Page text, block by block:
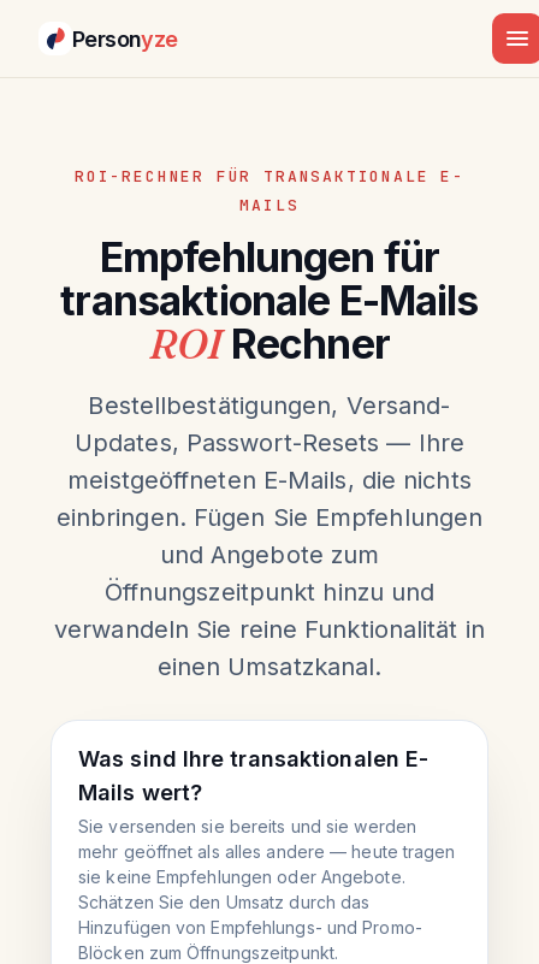
Personyze
ROI-RECHNER FÜR TRANSAKTIONALE E-
MAILS
Empfehlungen für
transaktionale E-Mails
ROIRechner
Bestellbestätigungen, Versand-
Updates, Passwort-Resets — Ihre
meistgeöffneten E-Mails, die nichts
einbringen. Fügen Sie Empfehlungen
und Angebote zum
Öffnungszeitpunkt hinzu und
verwandeln Sie reine Funktionalität in
einen Umsatzkanal.
Was sind Ihre transaktionalen E-
Mails wert?
Sie versenden sie bereits und sie werden
mehr geöffnet als alles andere — heute tragen
sie keine Empfehlungen oder Angebote.
Schätzen Sie den Umsatz durch das
Hinzufügen von Empfehlungs- und Promo-
Blöcken zum Öffnungszeitpunkt.